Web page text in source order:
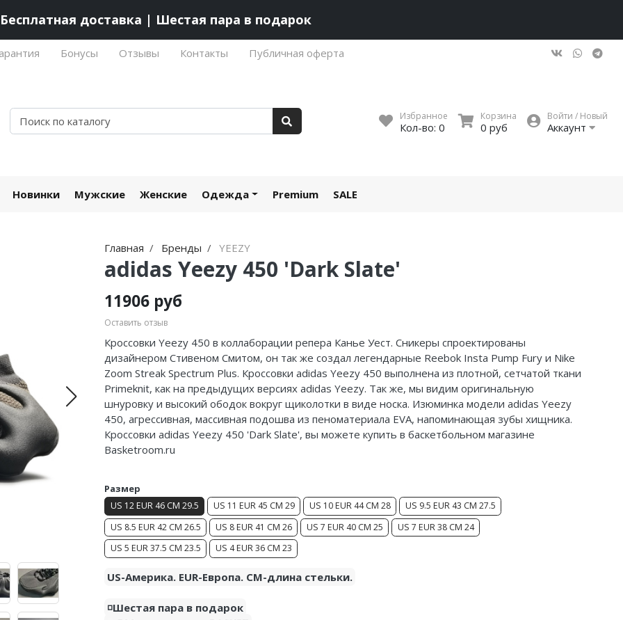
Бесплатная доставка | Шестая пара в подарок
Бонусы Отзывы Контакты Публичная оферта
Избранное
Кол-во: 0
Корзина
0 руб
Войти / Новый
Аккаунт
Новинки Мужские Женские Одежда Premium SALE
Главная Бренды YEEZY
adidas Yeezy 450 'Dark Slate'
11906 руб
Оставить отзыв
Кроссовки Yeezy 450 в коллаборации репера Канье Уест.Сникеры спроектированы
дизайнером Стивеном Смитом, он так же создал легендарные Reebok Insta Pump Fury и Nike
Zoom Streak Spectrum Plus. Кроссовки adidas Yeezy 450 выполнена из плотной, сетчатой ткани
Primeknit, как на предыдущих версиях adidas Yeezy. Так же, мы видим оригинальную
шнуровку и высокий ободок вокруг щиколотки в виде носка. Изюминка модели adidas Yeezy
450, агрессивная, массивная подошва из пеноматериала EVA, напоминающая зубы хищника.
Кроссовки adidas Yeezy 450 'Dark Slate', вы можете купить в баскетбольном магазине
Basketroom.ru
Размер
US 12 EUR 46 CM 29.5 US 11 EUR 45 CM 29 US 10 EUR 44 CM 28
US 9.5 EUR 43 CM 27.5
US 8.5 EUR 42 CM 26.5
US 8 EUR 41 CM 26 US 7 EUR 40 CM 25
US 7 EUR 38 CM 24
US 5 EUR 37.5 CM 23.5
US 4 EUR 36 CM 23
US-Америка. EUR-Европа. CM-длина стельки.
◽️Шестая пара в подарок